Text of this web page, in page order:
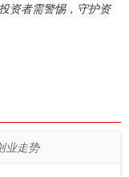
资者需警惕，守护资
业走势